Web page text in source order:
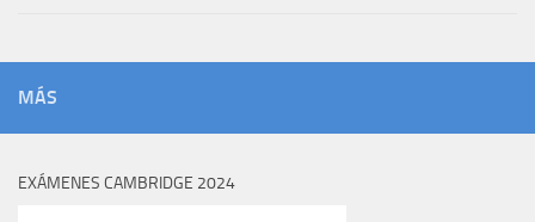
MÁS
EXÁMENES CAMBRIDGE 2024